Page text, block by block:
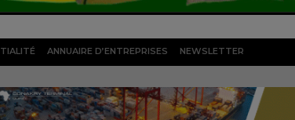
ANNUAIRE D’ENTREPRISES NEWSLETTER